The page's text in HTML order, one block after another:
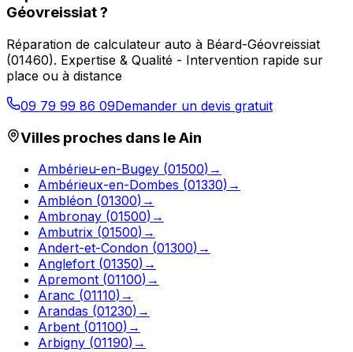
Géovreissiat?
Réparation de calculateur auto à Béard-Géovreissiat
(01460). Expertise & Qualité - Intervention rapide sur
place ou à distance
09 79 99 86 09Demander un devis gratuit
Villes proches dans leAin
Ambérieu-en-Bugey (01500) →
Ambérieux-en-Dombes (01330) →
Ambléon (01300) →
Ambronay (01500) →
Ambutrix (01500) →
Andert-et-Condon (01300) →
Anglefort (01350) →
Apremont (01100) →
Aranc (01110) →
Arandas (01230) →
Arbent (01100) →
Arbigny (01190) →